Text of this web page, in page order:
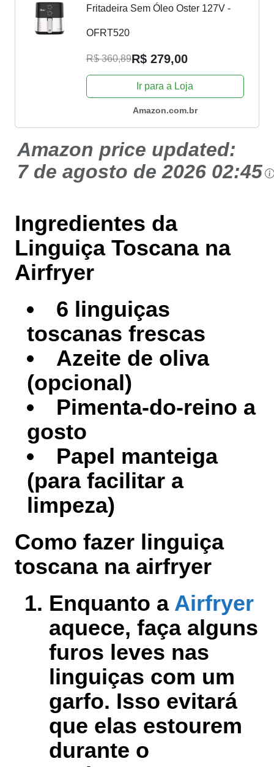
Fritadeira Sem Óleo Oster 127V -
OFRT520
R$ 360,89R$ 279,00
Ir para a Loja
Amazon.com.br
Amazon price updated:
7 de agosto de 2026 02:45
Ingredientes da
Linguiça Toscana na
Airfryer
6 linguiças
toscanas frescas
Azeite de oliva
(opcional)
Pimenta-do-reino a
gosto
Papel manteiga
(para facilitar a
limpeza)
Como fazer linguiça
toscana na airfryer
Enquanto a Airfryer
aquece, faça alguns
furos leves nas
linguiças com um
garfo. Isso evitará
que elas estourem
durante o